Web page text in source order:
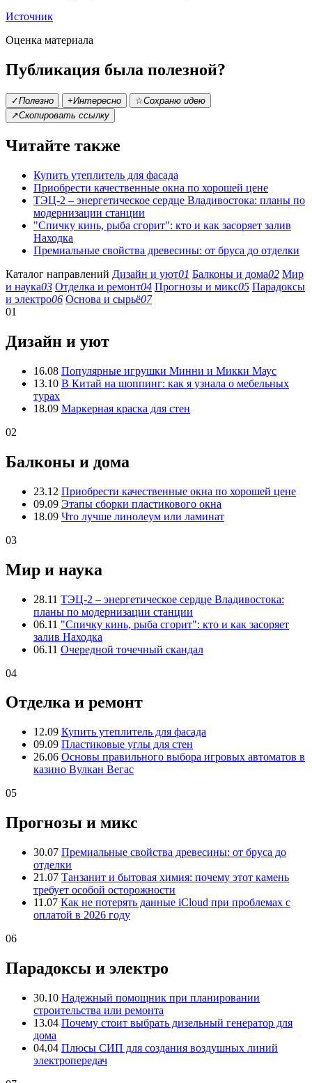
Источник
Оценка материала
Публикация была полезной?
✓Полезно +Интересно ☆Сохраню идею
↗Скопировать ссылку
Читайте также
Купить утеплитель для фасада
Приобрести качественные окна по хорошей цене
ТЭЦ-2 – энергетическое сердце Владивостока: планы по
модернизации станции
"Спичку кинь, рыба сгорит": кто и как засоряет залив
Находка
Премиальные свойства древесины: от бруса до отделки
Каталог направлений Дизайн и уют01 Балконы и дома02 Мир
и наука03 Отделка и ремонт04 Прогнозы и микс05 Парадоксы
и электро06 Основа и сырьё07
01
Дизайн и уют
16.08 Популярные игрушки Минни и Микки Маус
13.10 В Китай на шоппинг: как я узнала о мебельных
турах
18.09 Маркерная краска для стен
02
Балконы и дома
23.12 Приобрести качественные окна по хорошей цене
09.09 Этапы сборки пластикового окна
18.09 Что лучше линолеум или ламинат
03
Мир и наука
28.11 ТЭЦ-2 – энергетическое сердце Владивостока:
планы по модернизации станции
06.11 "Спичку кинь, рыба сгорит": кто и как засоряет
залив Находка
06.11 Очередной точечный скандал
04
Отделка и ремонт
12.09 Купить утеплитель для фасада
09.09 Пластиковые углы для стен
26.06 Основы правильного выбора игровых автоматов в
казино Вулкан Вегас
05
Прогнозы и микс
30.07 Премиальные свойства древесины: от бруса до
отделки
21.07 Танзанит и бытовая химия: почему этот камень
требует особой осторожности
11.07 Как не потерять данные iCloud при проблемах с
оплатой в 2026 году
06
Парадоксы и электро
30.10 Надежный помощник при планировании
строительства или ремонта
13.04 Почему стоит выбрать дизельный генератор для
дома
04.04 Плюсы СИП для создания воздушных линий
электропередач